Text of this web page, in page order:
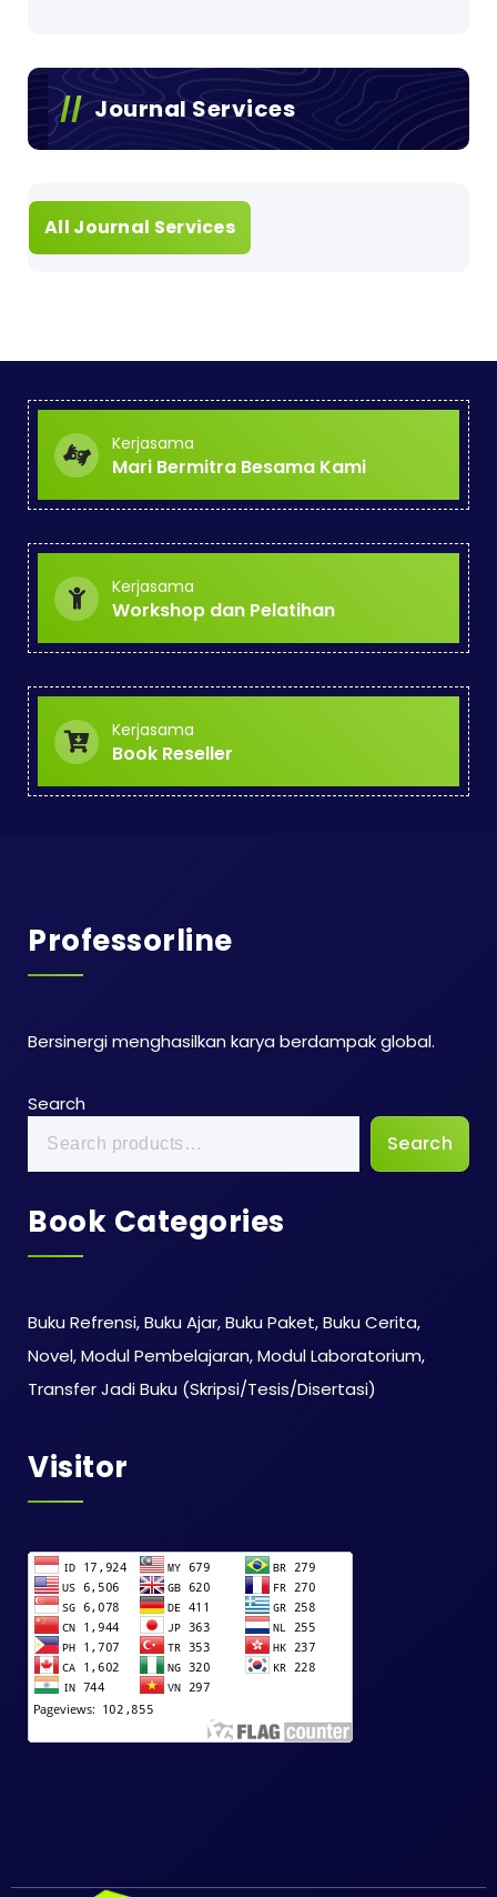
Journal Services
All Journal Services
Kerjasama
Mari Bermitra Besama Kami
Kerjasama
Workshop dan Pelatihan
Kerjasama
Book Reseller
Professorline
Bersinergi menghasilkan karya berdampak global.
Search
Search
Book Categories
Buku Refrensi, Buku Ajar, Buku Paket, Buku Cerita,
Novel, Modul Pembelajaran, Modul Laboratorium,
Transfer Jadi Buku (Skripsi/Tesis/Disertasi)
Visitor